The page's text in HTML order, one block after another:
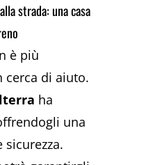
strada: una casa
è più
cerca di aiuto.
ha
una
sicurezza.